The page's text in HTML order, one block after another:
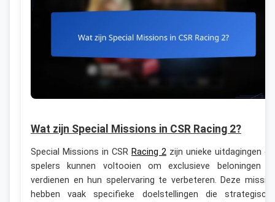
Wat zijn Special Missions in CSR Racing 2?
Special Missions in CSR Racing 2 zijn unieke uitdagingen
spelers kunnen voltooien om exclusieve beloningen
verdienen en hun spelervaring te verbeteren. Deze
hebben vaak specifieke doelstellingen die